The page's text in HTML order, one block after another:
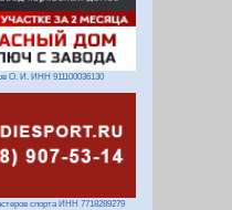
О. И. ИНН 911100036130
спорта ИНН 7718289279